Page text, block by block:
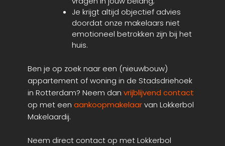
Je krijgt altijd objectief advies
doordat onze makelaars niet
emotioneel betrokken zijn bij het
huis.
Ben je op zoek naar een (nieuwbouw)
appartement of woning in de Stadsdriehoek
in Rotterdam? Neem dan vrijblijvend contact
op met een aankoopmakelaarvan Lokkerbol
Makelaardij.
Neem direct contact op met Lokkerbol